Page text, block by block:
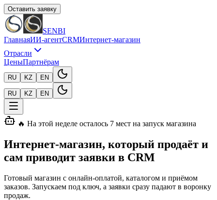
Оставить заявку
SENBI
ГлавнаяИИ-агентCRMИнтернет-магазин
Отрасли
ЦеныПартнёрам
RU KZ EN
RU KZ EN
🔥 На этой неделе осталось 7 мест на запуск магазина
Интернет-магазин, который продаёт и
сам приводит заявки в CRM
Готовый магазин с онлайн-оплатой, каталогом и приёмом
заказов. Запускаем под ключ, а заявки сразу падают в воронку
продаж.